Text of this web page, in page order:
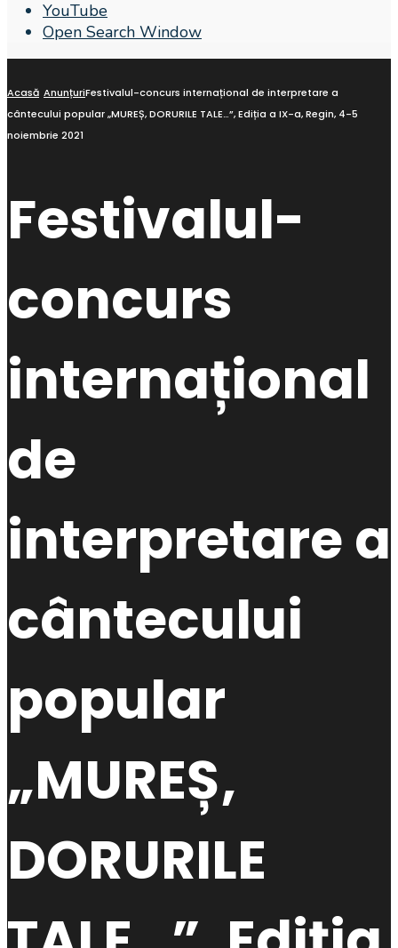
YouTube
Open Search Window
Acasă AnunțuriFestivalul-concurs internațional de interpretare a
cântecului popular „MUREȘ, DORURILE TALE…”, Ediția a IX-a, Regin, 4-5
noiembrie 2021
Festivalul-
concurs
internațional
de
interpretare a
cântecului
popular
„MUREȘ,
DORURILE